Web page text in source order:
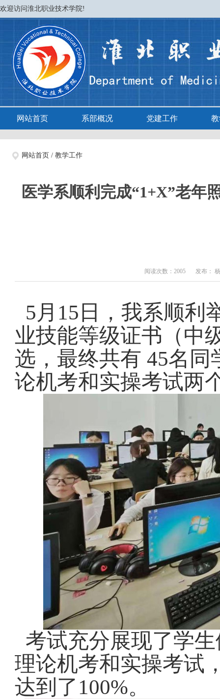
欢迎访问淮北职业技术学院!
网站首页 系部概况 党建工作
网站首页 / 教学工作
医学系顺利完成“1+X”老年
阅读次数：2005 发布：
5月15日，我系顺利
业技能等级证书（中
选，最终共有 45名
论机考和实操考试两
考试充分展现了学
理论机考和实操考试
达到了100%。